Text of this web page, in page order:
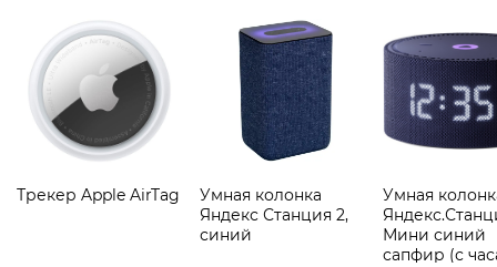
Трекер Apple AirTag
Умная колонка
Яндекс Станция 2,
синий
Умная
Мини синий
сапфир (с